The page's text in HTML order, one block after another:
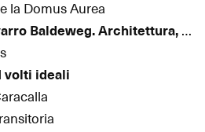
la Domus Aurea
Juan Navarro Baldeweg. Architettura, pittura, scultura
volti ideali